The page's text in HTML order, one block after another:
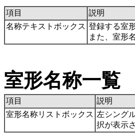
項目
説明
名称テキストボックス 登録する室
また、室形
室形名称一覧
項目
説明
室形名称リストボックス 左シング
択が表示